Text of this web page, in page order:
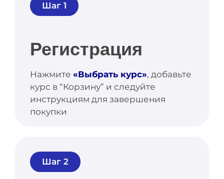
Шаг 1
Регистрация
Нажмите «Выбрать курс», добавьте
курс в “Корзину” и следуйте
инструкциям для завершения
покупки
Шаг 2